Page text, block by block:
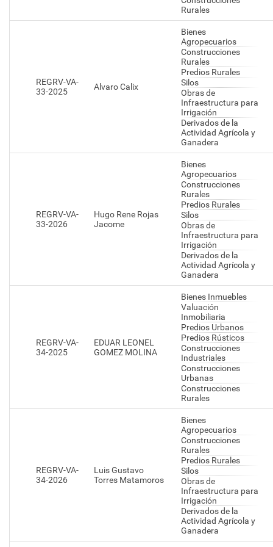
Rurales
REGRV-VA-
33-2025
Alvaro Calix
Bienes
Agropecuarios
Construcciones
Rurales
Predios Rurales
Silos
Obras de
Infraestructura para
Irrigación
Derivados de la
Actividad Agrícola y
Ganadera
REGRV-VA-
33-2026
Hugo Rene Rojas
Jacome
Bienes
Agropecuarios
Construcciones
Rurales
Predios Rurales
Silos
Obras de
Infraestructura para
Irrigación
Derivados de la
Actividad Agrícola y
Ganadera
REGRV-VA-
34-2025
EDUAR LEONEL
GOMEZ MOLINA
Bienes Inmuebles
Valuación
Inmobiliaria
Predios Urbanos
Predios Rústicos
Construcciones
Industriales
Construcciones
Urbanas
Construcciones
Rurales
REGRV-VA-
34-2026
Luis Gustavo
Torres Matamoros
Bienes
Agropecuarios
Construcciones
Rurales
Predios Rurales
Silos
Obras de
Infraestructura para
Irrigación
Derivados de la
Actividad Agrícola y
Ganadera